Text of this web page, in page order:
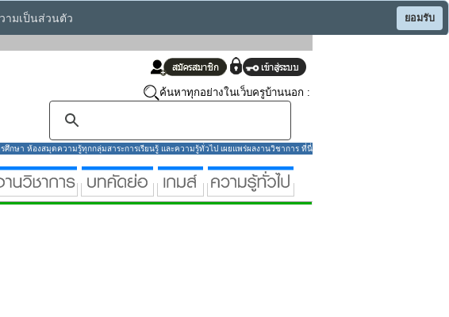
ามเป็นส่วนตัว ยอมรับ
ค้นหาทุกอย่างในเว็บครูบ้านนอก :
กษา ห้องสมุดความรู้ทุกกลุ่มสาระการเรียนรู้ และความรู้ทั่วไป เผยแพร่ผลงานวิชาการ ที่นี่